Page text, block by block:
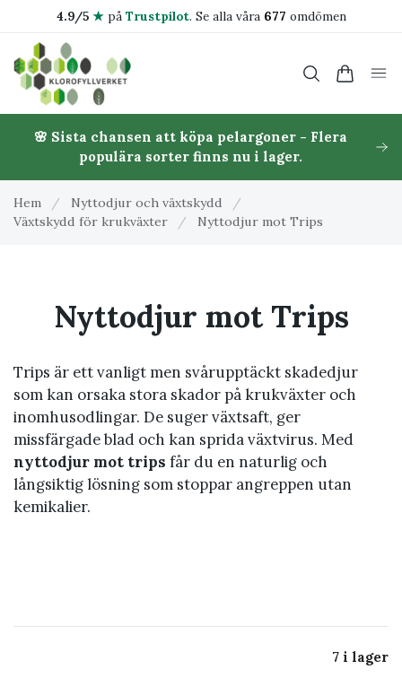
4.9/5 ★på Trustpilot. Se alla våra 677 omdömen
🌸 Sista chansen att köpa pelargoner - Flera
populära sorter finns nu i lager.
Hem / Nyttodjur och växtskydd
/
Växtskydd för krukväxter
/ Nyttodjur mot Trips
Nyttodjur mot Trips
Trips är ett vanligt men svårupptäckt skadedjur
som kan orsaka stora skador på krukväxter och
inomhusodlingar. De suger växtsaft, ger
missfärgade blad och kan sprida växtvirus. Med
nyttodjur mot trips får du en naturlig och
långsiktig lösning som stoppar angreppen utan
kemikalier.
7 i lager